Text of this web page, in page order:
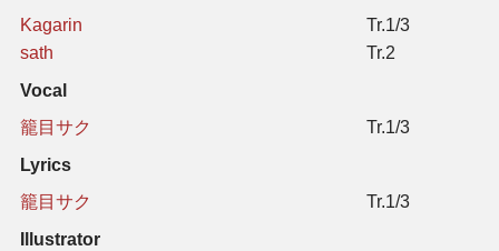
Kagarin
Tr.1/3
sath
Tr.2
Vocal
籠目サク
Tr.1/3
Lyrics
籠目サク
Tr.1/3
Illustrator
同人视频列表
其他形式同人
THB策划